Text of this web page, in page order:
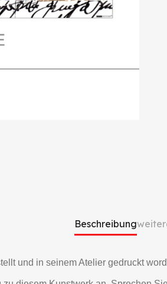
Beschreibung
und in seinem Atelier gedruckt